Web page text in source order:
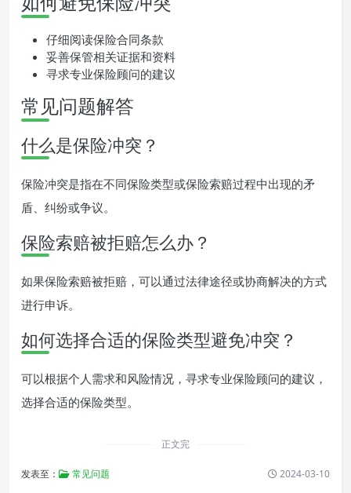
仔细阅读保险合同条款
妥善保管相关证据和资料
寻求专业保险顾问的建议
常见问题解答
什么是保险冲突？
保险冲突是指在不同保险类型或保险索赔过程中出现的矛
盾、纠纷或争议。
保险索赔被拒赔怎么办？
如果保险索赔被拒赔，可以通过法律途径或协商解决的方式
进行申诉。
如何选择合适的保险类型避免冲突？
可以根据个人需求和风险情况，寻求专业保险顾问的建议，
选择合适的保险类型。
正文完
发表至： 常见问题 2024-03-10